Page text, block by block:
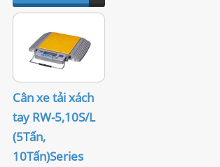
Cân xe tải xách
tay RW-5,10S/L
(5Tấn,
10Tấn)Series